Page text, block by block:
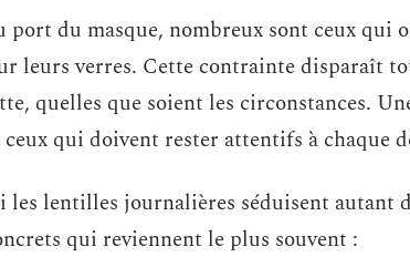
du masque, nombreux sont ceux qui
leurs verres. Cette contrainte disparaît
quelles que soient les circonstances.
qui doivent rester attentifs à chaque
lentilles journalières séduisent autant
qui reviennent le plus souvent :